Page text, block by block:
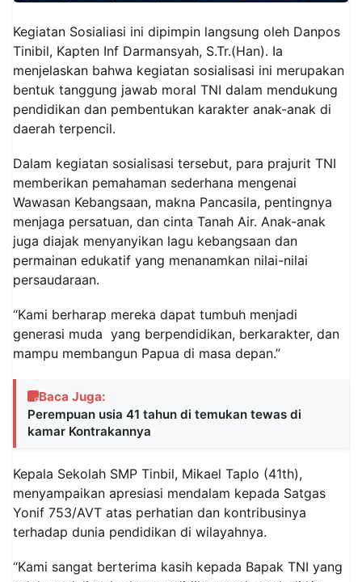
Kegiatan Sosialiasi ini dipimpin langsung oleh Danpos
Tinibil, Kapten Inf Darmansyah, S.Tr.(Han). Ia
menjelaskan bahwa kegiatan sosialisasi ini merupakan
bentuk tanggung jawab moral TNI dalam mendukung
pendidikan dan pembentukan karakter anak-anak di
daerah terpencil.
Dalam kegiatan sosialisasi tersebut, para prajurit TNI
memberikan pemahaman sederhana mengenai
Wawasan Kebangsaan, makna Pancasila, pentingnya
menjaga persatuan, dan cinta Tanah Air. Anak-anak
juga diajak menyanyikan lagu kebangsaan dan
permainan edukatif yang menanamkan nilai-nilai
persaudaraan.
“Kami berharap mereka dapat tumbuh menjadi
generasi muda yang berpendidikan, berkarakter, dan
mampu membangun Papua di masa depan.”
Baca Juga:
Perempuan usia 41 tahun di temukan tewas di
kamar Kontrakannya
Kepala Sekolah SMP Tinbil, Mikael Taplo (41th),
menyampaikan apresiasi mendalam kepada Satgas
Yonif 753/AVT atas perhatian dan kontribusinya
terhadap dunia pendidikan di wilayahnya.
“Kami sangat berterima kasih kepada Bapak TNI yang